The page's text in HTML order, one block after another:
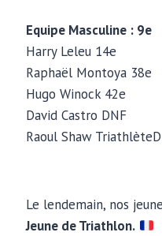
Equipe Masculine : 9e
Harry Leleu 14e
Raphaël Montoya 38e
Hugo Winock 42e
David Castro DNF
Raoul Shaw
Le lendemain, nos
Jeune de Triathlon.